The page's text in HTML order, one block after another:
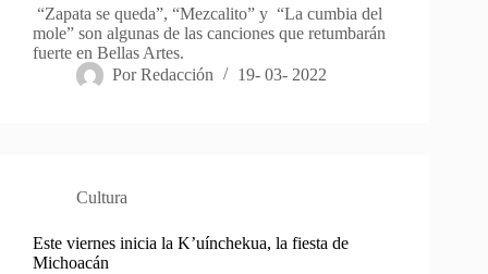
“Zapata se queda”, “Mezcalito” y “La cumbia del
mole” son algunas de las canciones que retumbarán
fuerte en Bellas Artes.
Por Redacción 19- 03- 2022
Cultura
Este viernes inicia la K’uínchekua, la fiesta de
Michoacán